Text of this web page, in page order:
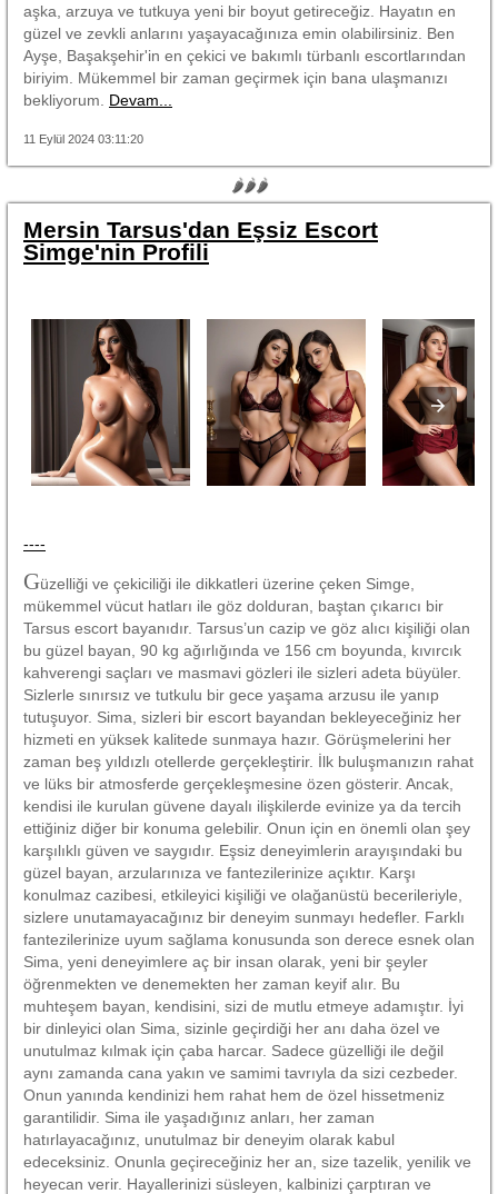
aşka, arzuya ve tutkuya yeni bir boyut getireceğiz. Hayatın en
güzel ve zevkli anlarını yaşayacağınıza emin olabilirsiniz. Ben
Ayşe, Başakşehir'in en çekici ve bakımlı türbanlı escortlarından
biriyim. Mükemmel bir zaman geçirmek için bana ulaşmanızı
bekliyorum. Devam...
11 Eylül 2024 03:11:20
🌶🌶🌶
Mersin Tarsus'dan Eşsiz Escort
Simge'nin Profili
----
Güzelliği ve çekiciliği ile dikkatleri üzerine çeken Simge,
mükemmel vücut hatları ile göz dolduran, baştan çıkarıcı bir
Tarsus escort bayanıdır. Tarsus’un cazip ve göz alıcı kişiliği olan
bu güzel bayan, 90 kg ağırlığında ve 156 cm boyunda, kıvırcık
kahverengi saçları ve masmavi gözleri ile sizleri adeta büyüler.
Sizlerle sınırsız ve tutkulu bir gece yaşama arzusu ile yanıp
tutuşuyor. Sima, sizleri bir escort bayandan bekleyeceğiniz her
hizmeti en yüksek kalitede sunmaya hazır. Görüşmelerini her
zaman beş yıldızlı otellerde gerçekleştirir. İlk buluşmanızın rahat
ve lüks bir atmosferde gerçekleşmesine özen gösterir. Ancak,
kendisi ile kurulan güvene dayalı ilişkilerde evinize ya da tercih
ettiğiniz diğer bir konuma gelebilir. Onun için en önemli olan şey
karşılıklı güven ve saygıdır. Eşsiz deneyimlerin arayışındaki bu
güzel bayan, arzularınıza ve fantezilerinize açıktır. Karşı
konulmaz cazibesi, etkileyici kişiliği ve olağanüstü becerileriyle,
sizlere unutamayacağınız bir deneyim sunmayı hedefler. Farklı
fantezilerinize uyum sağlama konusunda son derece esnek olan
Sima, yeni deneyimlere aç bir insan olarak, yeni bir şeyler
öğrenmekten ve denemekten her zaman keyif alır. Bu
muhteşem bayan, kendisini, sizi de mutlu etmeye adamıştır. İyi
bir dinleyici olan Sima, sizinle geçirdiği her anı daha özel ve
unutulmaz kılmak için çaba harcar. Sadece güzelliği ile değil
aynı zamanda cana yakın ve samimi tavrıyla da sizi cezbeder.
Onun yanında kendinizi hem rahat hem de özel hissetmeniz
garantilidir. Sima ile yaşadığınız anları, her zaman
hatırlayacağınız, unutulmaz bir deneyim olarak kabul
edeceksiniz. Onunla geçireceğiniz her an, size tazelik, yenilik ve
heyecan verir. Hayallerinizi süsleyen, kalbinizi çarptıran ve